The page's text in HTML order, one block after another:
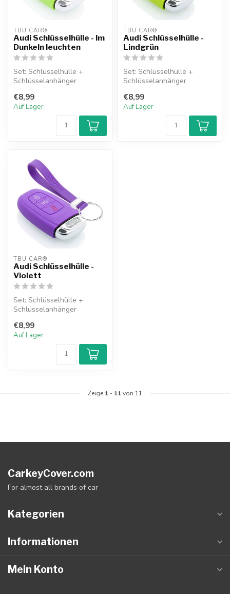
TBU CAR®
Audi Schlüsselhülle - Im
Dunkeln leuchten
Set: Schlüsselhülle +
Schlüsselanhänger
€8,99
Auf Lager
TBU CAR®
Audi Schlüsselhülle -
Lindgrün
Set: Schlüsselhülle +
Schlüsselanhänger
€8,99
Auf Lager
TBU CAR®
Audi Schlüsselhülle -
Violett
Set: Schlüsselhülle +
Schlüsselanhänger
€8,99
Auf Lager
Zeige 1 - 11von 11
CarkeyCover.com
For almost all brands of car
Kategorien
Informationen
Mein Konto